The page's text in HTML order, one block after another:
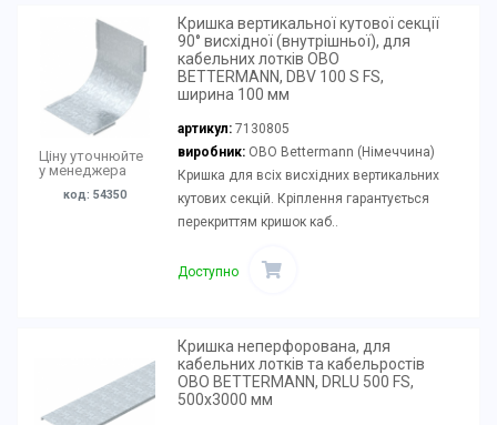
Ціну уточнюйте
у менеджера
код: 54350
Кришка вертикальної кутової секції
90° висхідної (внутрішньої), для
кабельних лотків OBO
BETTERMANN, DBV 100 S FS,
ширина 100 мм
артикул: 7130805
виробник:OBO Bettermann (Німеччина)
Кришка для всіх висхідних вертикальних
кутових секцій. Кріплення гарантується
перекриттям кришок каб..
Доступно
Кришка неперфорована, для
кабельних лотків та кабельростів
OBO BETTERMANN, DRLU 500 FS,
500х3000 мм